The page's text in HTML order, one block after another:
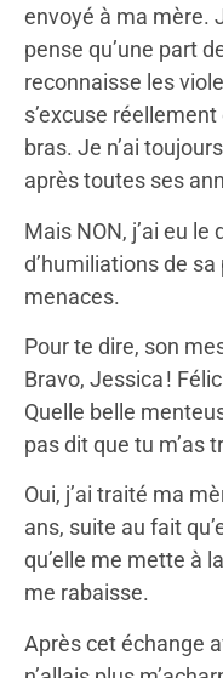
envoyé à ma mère.
pense qu’une part
reconnaisse les
s’excuse
bras. Je n’ai
après toutes ses
Mais NON, j’ai eu
d’humiliations de sa
menaces.
Pour te dire, son
Bravo, Jessica !
Quelle belle
pas dit que tu m’as
Oui, j’ai traité ma
ans, suite au fait
qu’elle me mette à
me rabaisse.
Après cet échange